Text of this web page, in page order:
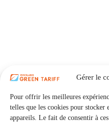
Gérer le
Pour offrir les meilleures
telles que les cookies pour stocker
appareils. Le fait de consentir à